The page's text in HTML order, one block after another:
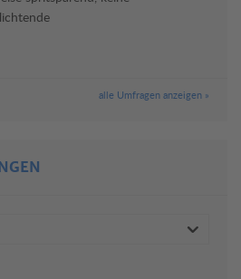
alle Umfragen anzeigen »